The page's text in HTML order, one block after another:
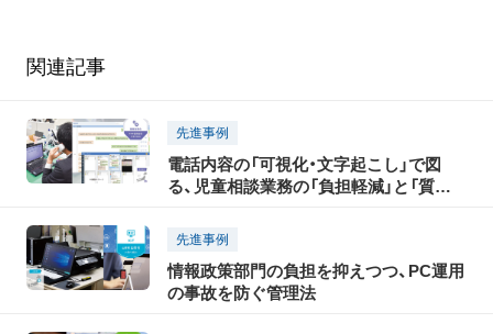
関連記事
先進事例
電話内容の「可視化・文字起こし」で図
る、児童相談業務の「負担軽減」と「質向
先進事例
情報政策部門の負担を抑えつつ、PC運用
の事故を防ぐ管理法